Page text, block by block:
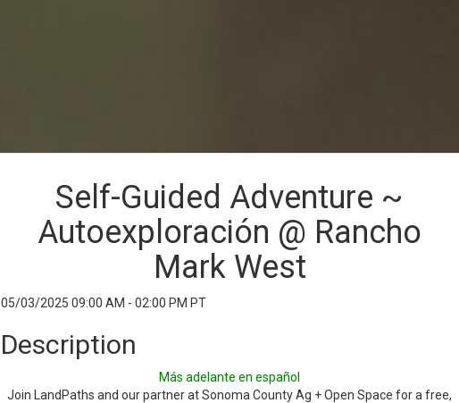
Self-Guided Adventure ~
Autoexploración @ Rancho
Mark West
05/03/2025 09:00 AM - 02:00 PM PT
Description
Más adelante en español
Join LandPaths and our partner at Sonoma County Ag + Open Space for a free,